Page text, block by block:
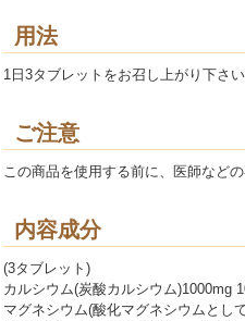
用法
1日3タブレットをお召し上がり下さ
ご注意
この商品を使用する前に、医師など
内容成分
(3タブレット)
カルシウム(炭酸カルシウム)1000mg
マグネシウム(酸化マグネシウムとし